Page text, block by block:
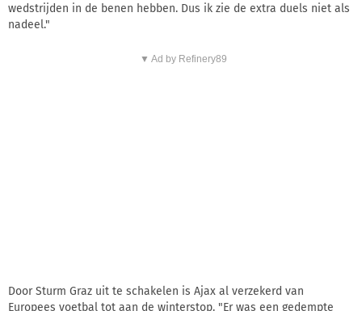
wedstrijden in de benen hebben. Dus ik zie de extra duels niet als
nadeel."
▼ Ad by Refinery89
Door Sturm Graz uit te schakelen is Ajax al verzekerd van
Europees voetbal tot aan de winterstop. "Er was een gedempte